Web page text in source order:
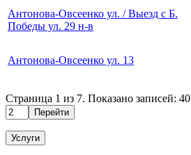
Антонова-Овсеенко ул. / Выезд с Б.
Победы ул. 29 н-в
Антонова-Овсеенко ул. 13
Страница 1 из 7. Показано записей: 40
Перейти
Услуги